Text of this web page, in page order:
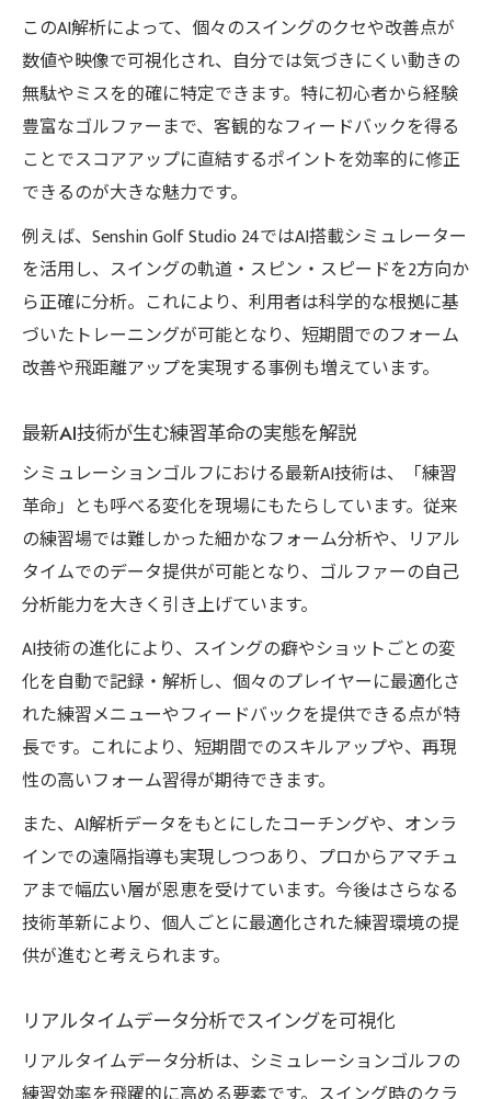
このAI解析によって、個々のスイングのクセや改善点が
数値や映像で可視化され、自分では気づきにくい動きの
無駄やミスを的確に特定できます。特に初心者から経験
豊富なゴルファーまで、客観的なフィードバックを得る
ことでスコアアップに直結するポイントを効率的に修正
できるのが大きな魅力です。
例えば、Senshin Golf Studio 24ではAI搭載シミュレーター
を活用し、スイングの軌道・スピン・スピードを2方向か
ら正確に分析。これにより、利用者は科学的な根拠に基
づいたトレーニングが可能となり、短期間でのフォーム
改善や飛距離アップを実現する事例も増えています。
最新AI技術が生む練習革命の実態を解説
シミュレーションゴルフにおける最新AI技術は、「練習
革命」とも呼べる変化を現場にもたらしています。従来
の練習場では難しかった細かなフォーム分析や、リアル
タイムでのデータ提供が可能となり、ゴルファーの自己
分析能力を大きく引き上げています。
AI技術の進化により、スイングの癖やショットごとの変
化を自動で記録・解析し、個々のプレイヤーに最適化さ
れた練習メニューやフィードバックを提供できる点が特
長です。これにより、短期間でのスキルアップや、再現
性の高いフォーム習得が期待できます。
また、AI解析データをもとにしたコーチングや、オンラ
インでの遠隔指導も実現しつつあり、プロからアマチュ
アまで幅広い層が恩恵を受けています。今後はさらなる
技術革新により、個人ごとに最適化された練習環境の提
供が進むと考えられます。
リアルタイムデータ分析でスイングを可視化
リアルタイムデータ分析は、シミュレーションゴルフの